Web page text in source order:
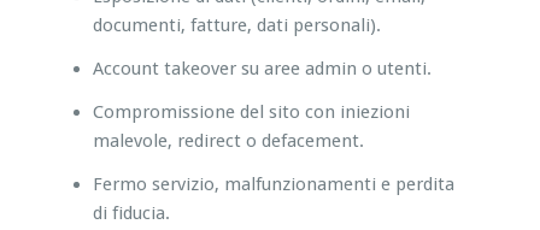
documenti, fatture, dati personali).
Account takeover su aree admin o utenti.
Compromissione del sito con iniezioni
malevole, redirect o defacement.
Fermo servizio, malfunzionamenti e perdita
di fiducia.